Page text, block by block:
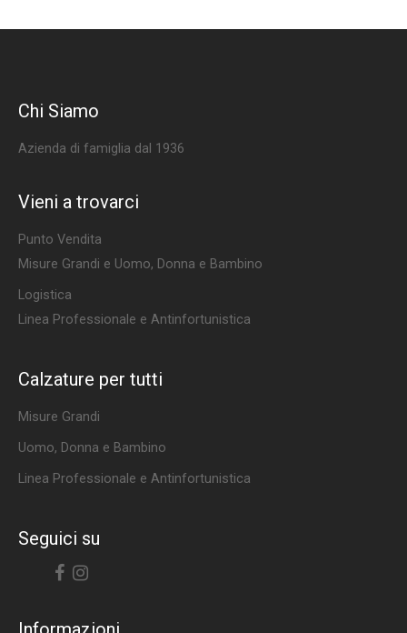
Chi Siamo
Azienda di famiglia dal 1936
Vieni a trovarci
Punto Vendita
Misure Grandi e Uomo, Donna e Bambino
Logistica
Linea Professionale e Antinfortunistica
Calzature per tutti
Misure Grandi
Uomo, Donna e Bambino
Linea Professionale e Antinfortunistica
Seguici su